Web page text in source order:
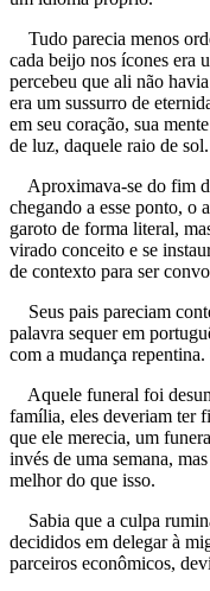
Tudo parecia menos
cada beijo nos ícones era
percebeu que ali não
era um sussurro de
em seu coração, sua
de luz, daquele raio de sol.
Aproximava-se do fim
chegando a esse ponto, o
garoto de forma literal,
virado conceito e se
de contexto para ser
Seus pais pareciam
palavra sequer em
com a mudança
Aquele funeral foi
família, eles deveriam ter
que ele merecia, um
invés de uma semana,
melhor do que isso.
Sabia que a culpa
decididos em delegar à
parceiros econômicos,